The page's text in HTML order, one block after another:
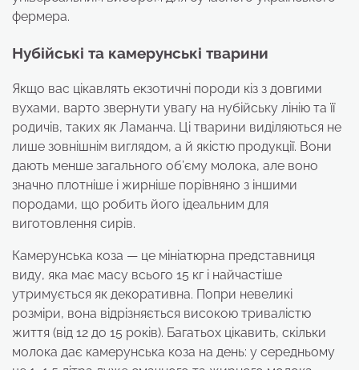
фермера.
Нубійські та камерунські тварини
Якщо вас цікавлять екзотичні породи кіз з довгими
вухами, варто звернути увагу на нубійську лінію та її
родичів, таких як Ламанча. Ці тварини виділяються не
лише зовнішнім виглядом, а й якістю продукції. Вони
дають менше загального об’єму молока, але воно
значно плотніше і жирніше порівняно з іншими
породами, що робить його ідеальним для
виготовлення сирів.
Камерунська коза — це мініатюрна представниця
виду, яка має масу всього 15 кг і найчастіше
утримується як декоративна. Попри невеликі
розміри, вона відрізняється високою тривалістю
життя (від 12 до 15 років). Багатьох цікавить, скільки
молока дає камерунська коза на день: у середньому